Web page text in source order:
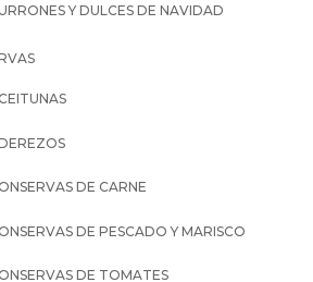
Y DULCES DE NAVIDAD
DE CARNE
DE PESCADO Y MARISCO
DE TOMATES